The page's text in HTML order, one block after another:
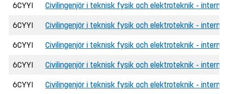
6CYYI Civilingenjör i teknisk fysik och elektroteknik -
6CYYI Civilingenjör i teknisk fysik och elektroteknik -
6CYYI Civilingenjör i teknisk fysik och elektroteknik -
6CYYI Civilingenjör i teknisk fysik och elektroteknik -
6CYYI Civilingenjör i teknisk fysik och elektroteknik -